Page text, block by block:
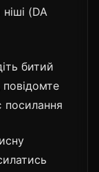
(DA
битий
повідомте
посилання